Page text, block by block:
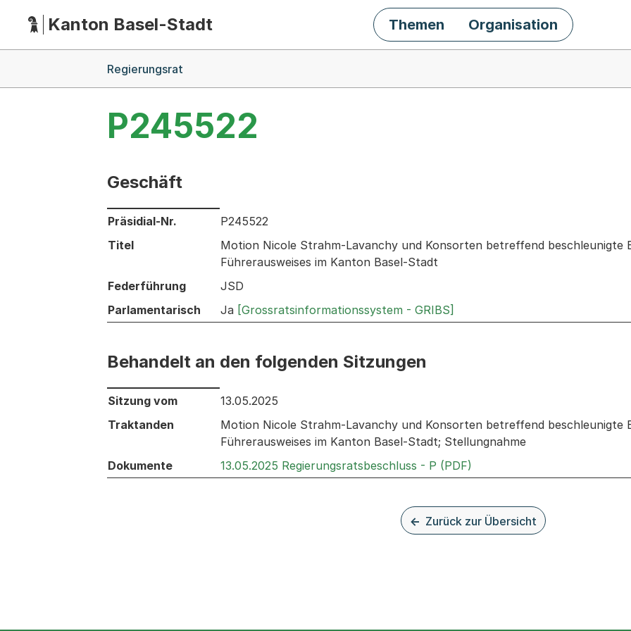
HauptnavigationKanton Basel-Stadt Themen Organisation
Regierungsrat
P245522
Geschäft
Informationen zum Ausgewählten Geschäft
Präsidial-Nr.
P245522
Titel
Motion Nicole Strahm-Lavanchy und Konsorten betreffend beschleunigte
Führerausweises im Kanton Basel-Stadt
Federführung
JSD
Parlamentarisch
Ja [Grossratsinformationssystem - GRIBS]
Behandelt an den folgenden Sitzungen
Behandelt an den folgenden Sitzungen: Informationen zu den Sitzungen zum Geschäft
Sitzung vom
13.05.2025
Traktanden
Motion Nicole Strahm-Lavanchy und Konsorten betreffend beschleunigte
Führerausweises im Kanton Basel-Stadt; Stellungnahme
Dokumente
13.05.2025 Regierungsratsbeschluss - P (PDF)
Zurück zur Übersicht